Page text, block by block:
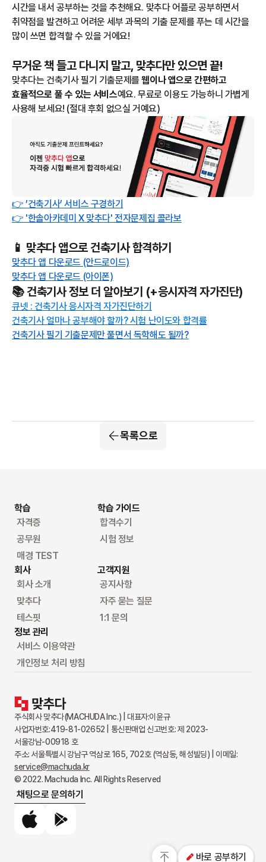
시간을 내서 공부하는 것을 추천해요. 맞추다 어플로 공부하면서
취약점을 발견하고 어려운 세부 과목의 기출 문제를 푸는 데 시간을
많이 쓰면 합격할 수 있을 거에요!
무거운 책 들고 다니지 말고, 맞추다만 있으면 끝!
맞추다는 건축기사 필기 기출문제를웹이나 앱으로 간편하고
효율적으로 풀 수 있는 서비스예요. 무료로 이용도 가능하니 가볍게
사용해 보세요! (절대 후회 없으실 거예요)
👉 ’건축기사’ 서비스 구경하기
👉 '한솔아카데미 X 맞추다' 전자문제집 콜라보
📱 맞추다 앱으로 건축기사 합격하기
맞추다 앱 다운로드 (안드로이드)
맞추다 앱 다운로드 (아이폰)
📚 건축기사 정보 더 알아보기 (+응시자격 자가진단)
큐넷 : 건축기사 응시자격 자가진단하기
건축기사 얼마나 공부해야 할까? 시험 난이도와 합격률
건축기사 필기 기출문제만 풀면서 독학해도 될까?
목록으로
바로 공부하기
학습
자격증
공무원
매경 TEST
학습 가이드
합격수기
시험 정보
회사
회사 소개
맞추다
테스핏
고객지원
공지사항
자주 묻는 질문
1:1 문의
정보 관리
서비스 이용약관
개인정보 처리 방침
주식회사 맞추다(MACHUDA Inc.) | 대표자:이윤규
사업자번호:419-81-02652 | 통신판매업 신고번호: 제 2023-
서울강남-00918 호
주소: 서울특별시 강남구 역삼로 165, 702호 (역삼동, 해성빌딩) | 이메일:
service@machuda.kr
© 2022. Machuda Inc. All Rights Reserved
채팅으로 문의하기
App StoreGoogle Play